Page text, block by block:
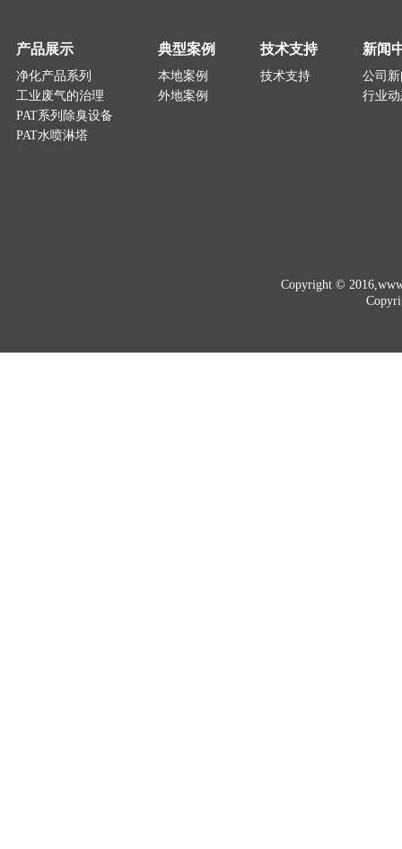
产品展示
净化产品系列
工业废气的治理
PAT系列除臭设备
PAT水喷淋塔
典型案例
本地案例
外地案例
技术支持
技术支持
新闻
公司
行业
Copyright ©